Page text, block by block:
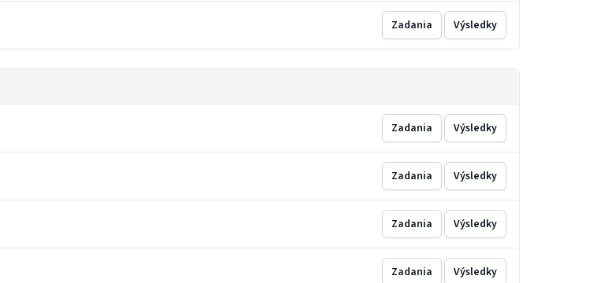
Zadania Výsledky
Zadania Výsledky
Zadania Výsledky
Zadania Výsledky
Zadania Výsledky